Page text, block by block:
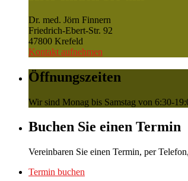
Dr. med. Jörn Finnern
Friedrich-Ebert-Str. 92
47800 Krefeld
Kontakt aufnehmen
Öffnungszeiten
Wir sind Monag bis Samstag von 6:30-
Buchen Sie einen Termin
Vereinbaren Sie einen Termin, per
Termin buchen